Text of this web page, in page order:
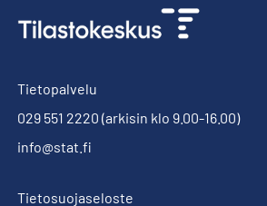
Tietopalvelu
029 551 2220 (arkisin klo 9.00-16.00)
info@stat.fi
Tietosuojaseloste